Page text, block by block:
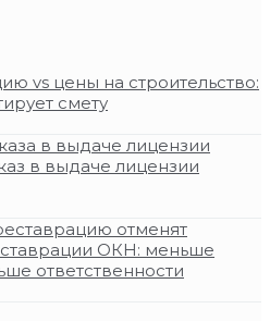
vs цены на строительство:
смету
в выдаче лицензии
ОКН: меньше
ответственности